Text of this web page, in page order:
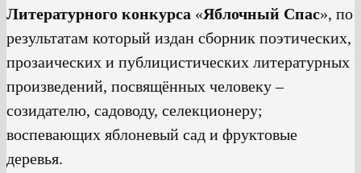
Литературного конкурса «Яблочный Спас», по
результатам который издан сборник поэтических,
прозаических и публицистических литературных
произведений, посвящённых человеку –
созидателю, садоводу, селекционеру;
воспевающих яблоневый сад и фруктовые
деревья.